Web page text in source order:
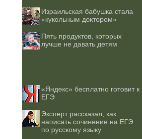
Израильская бабушка стала
«кукольным доктором»
Пять продуктов, которых
лучше не давать детям
«Яндекс» бесплатно готовит к
ЕГЭ
Эксперт рассказал, как
написать сочинение на ЕГЭ
по русскому языку